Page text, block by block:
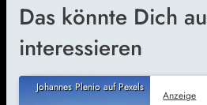
Das könnte Dich
interessieren
Johannes Plenio auf Pexels
Anzeige